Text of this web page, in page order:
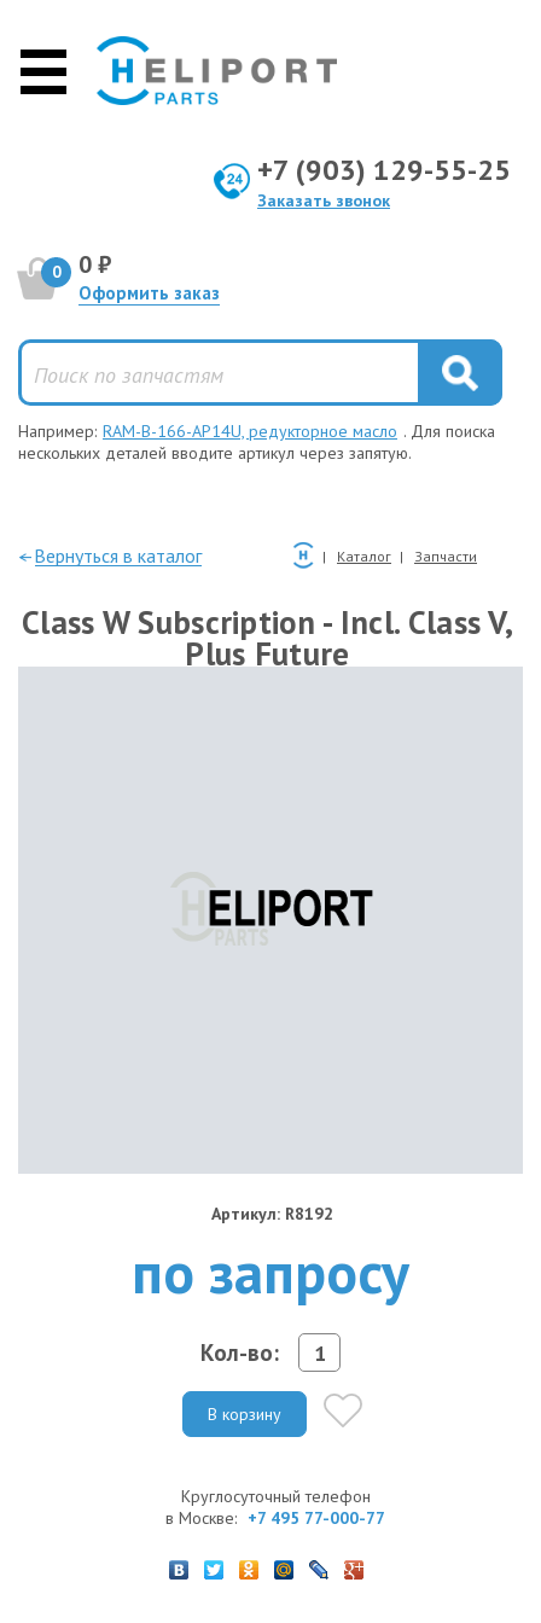
+7 (903) 129-55-25
Заказать звонок
0 0 ₽
Оформить заказ
Например: RAM-B-166-AP14U, редукторное масло . Для поиска
нескольких деталей вводите артикул через запятую.
—Вернуться в каталог Каталог Запчасти
Class W Subscription - Incl. Class V,
Plus Future
Артикул: R8192
по запросу
Кол-во:
В корзину
Круглосуточный телефон
в Москве: +7 495 77-000-77